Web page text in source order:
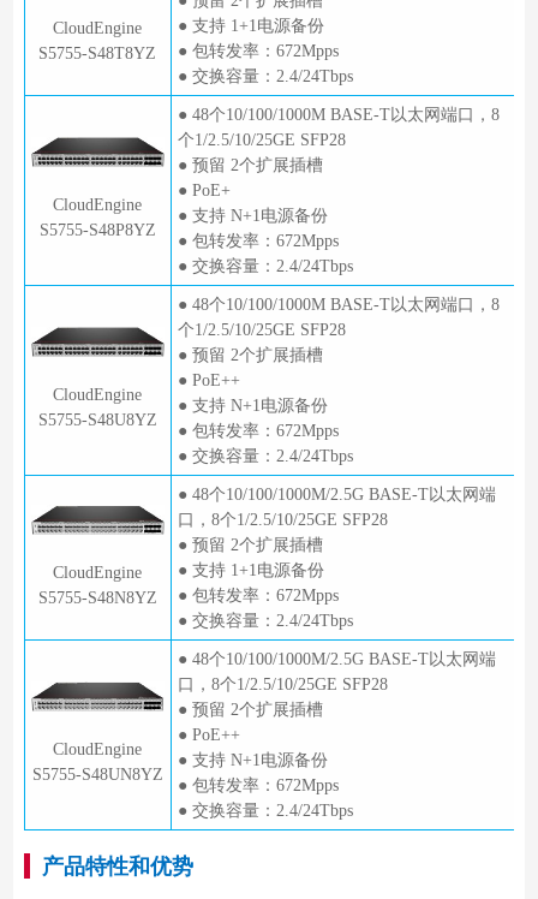
CloudEngine
S5755-S48T8YZ
● 支持 1+1电源备份
● 包转发率：672Mpps
● 交换容量：2.4/24Tbps
CloudEngine
S5755-S48P8YZ
● 48个10/100/1000M BASE-T以太网端口，8
个1/2.5/10/25GE SFP28
● 预留 2个扩展插槽
● PoE+
● 支持 N+1电源备份
● 包转发率：672Mpps
● 交换容量：2.4/24Tbps
CloudEngine
S5755-S48U8YZ
● 48个10/100/1000M BASE-T以太网端口，8
个1/2.5/10/25GE SFP28
● 预留 2个扩展插槽
● PoE++
● 支持 N+1电源备份
● 包转发率：672Mpps
● 交换容量：2.4/24Tbps
CloudEngine
S5755-S48N8YZ
● 48个10/100/1000M/2.5G BASE-T以太网端
口，8个1/2.5/10/25GE SFP28
● 预留 2个扩展插槽
● 支持 1+1电源备份
● 包转发率：672Mpps
● 交换容量：2.4/24Tbps
CloudEngine
S5755-S48UN8YZ
● 48个10/100/1000M/2.5G BASE-T以太网端
口，8个1/2.5/10/25GE SFP28
● 预留 2个扩展插槽
● PoE++
● 支持 N+1电源备份
● 包转发率：672Mpps
● 交换容量：2.4/24Tbps
产品特性和优势